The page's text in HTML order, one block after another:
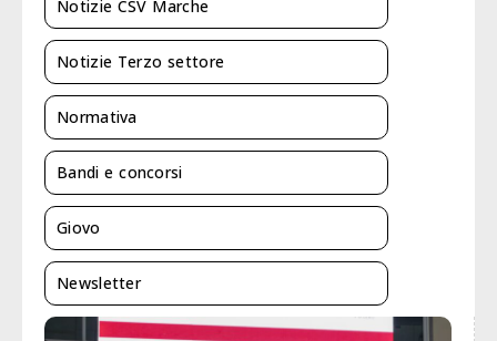
Notizie CSV Marche
Notizie Terzo settore
Normativa
Bandi e concorsi
Giovo
Newsletter